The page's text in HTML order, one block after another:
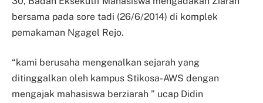
bersama pada sore tadi (26/6/2014) di komplek
pemakaman Ngagel Rejo.
“kami berusaha mengenalkan sejarah yang
ditinggalkan oleh kampus Stikosa-AWS dengan
mengajak mahasiswa berziarah ” ucap Didin